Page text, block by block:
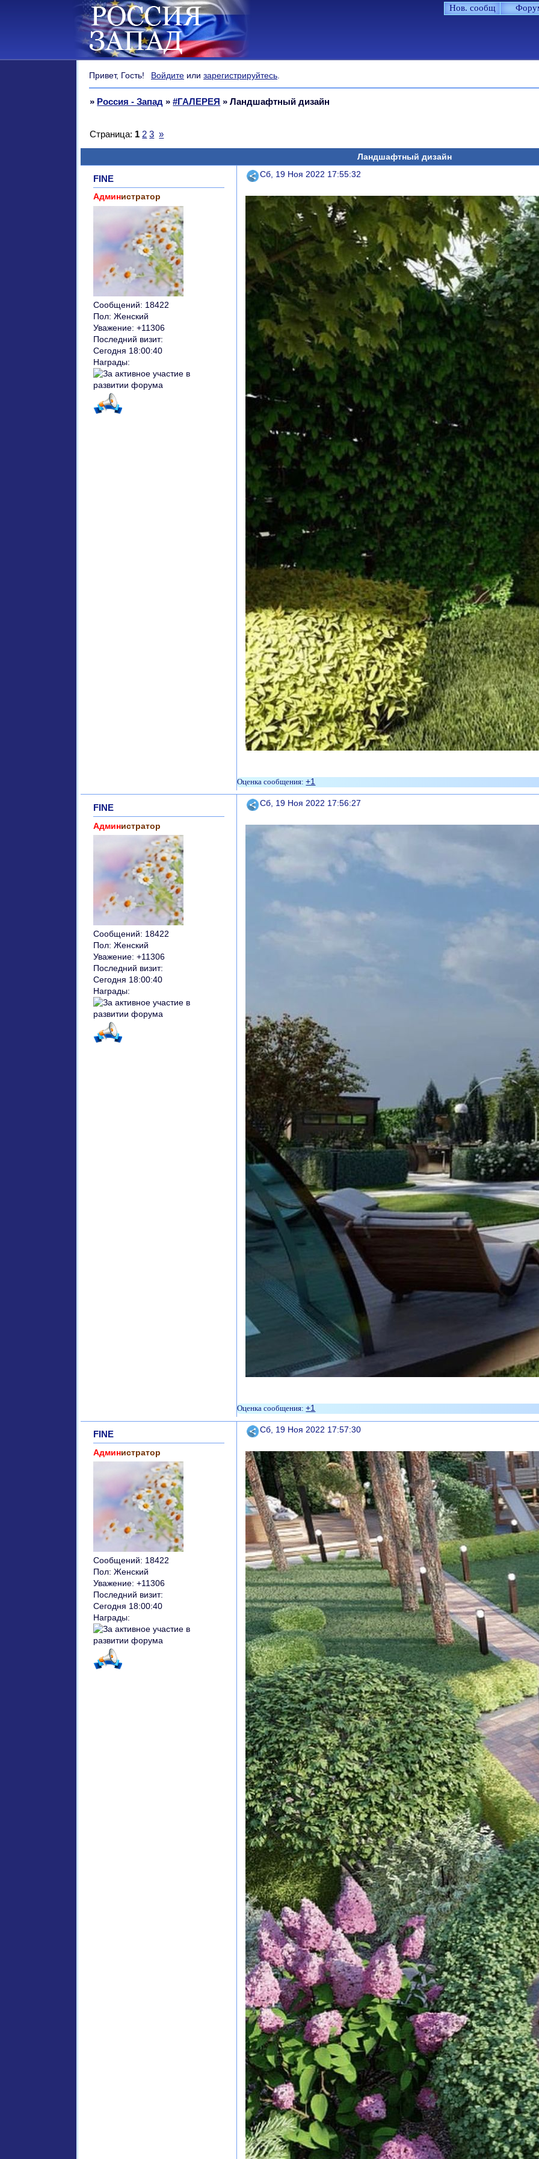
Нов. сообщ
Привет, Гость! Войдите илизарегистрируйтесь.
» Россия - Запад »#ГАЛЕРЕЯ »Ландшафтный дизайн
Ландшафтный дизайн
Страница: 1 2 3 »
Поделиться
Сб, 19 Ноя 2022 17:55:32
FINE
Администратор
Сообщений: 18422
Пол: Женский
Уважение: +11306
Последний визит:
Сегодня 18:00:40
Награды:
+1
Поделиться
Сб, 19 Ноя 2022 17:56:27
FINE
Администратор
Сообщений: 18422
Пол: Женский
Уважение: +11306
Последний визит:
Сегодня 18:00:40
Награды:
+1
Поделиться
Сб, 19 Ноя 2022 17:57:30
FINE
Администратор
Сообщений: 18422
Пол: Женский
Уважение: +11306
Последний визит:
Сегодня 18:00:40
Награды: